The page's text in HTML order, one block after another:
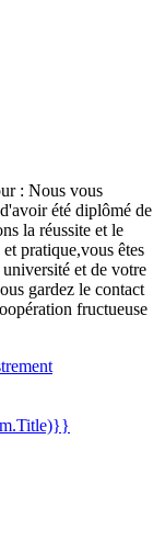
: Nous vous
été diplômé de
la réussite et le
pratique,vous êtes
et de votre
gardez le contact
fructueuse